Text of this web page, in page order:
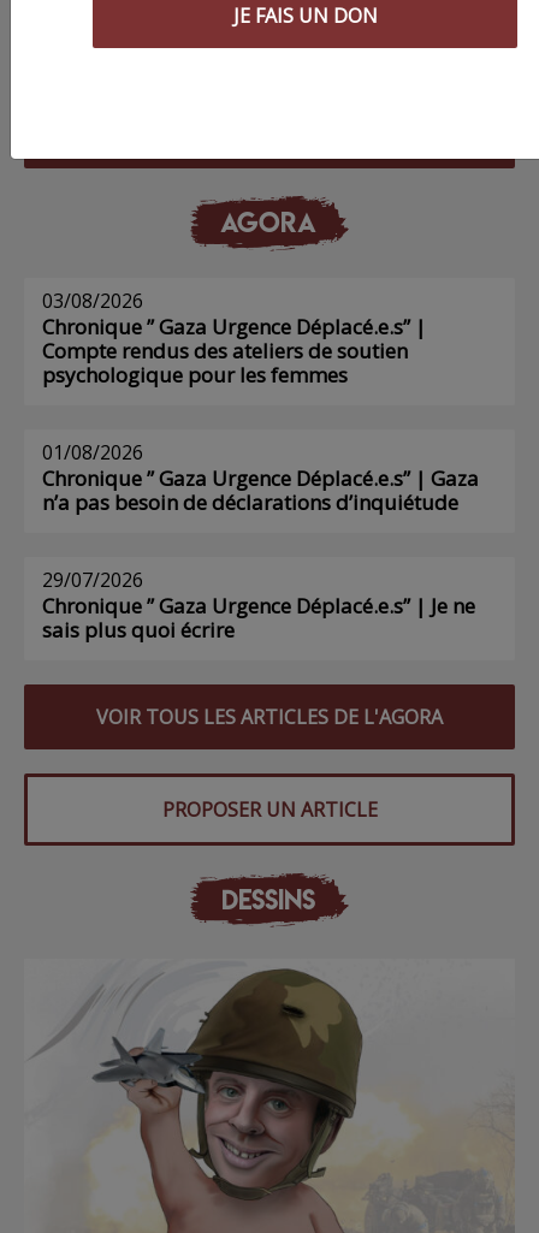
Commander le dernier numéro papier du
Poing !
AGORA
03/08/2026
Chronique ” Gaza Urgence Déplacé.e.s” |
Compte rendus des ateliers de soutien
psychologique pour les femmes
01/08/2026
Chronique ” Gaza Urgence Déplacé.e.s” | Gaza
n’a pas besoin de déclarations d’inquiétude
29/07/2026
Chronique ” Gaza Urgence Déplacé.e.s” | Je ne
sais plus quoi écrire
VOIR TOUS LES ARTICLES DE L'AGORA
PROPOSER UN ARTICLE
DESSINS
JE FAIS UN DON